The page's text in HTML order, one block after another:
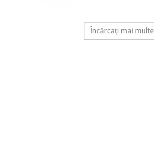
Încărcați mai multe